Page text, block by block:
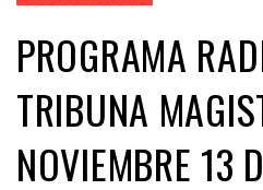
PROGRAMA
TRIBUNA
NOVIEMBRE 13